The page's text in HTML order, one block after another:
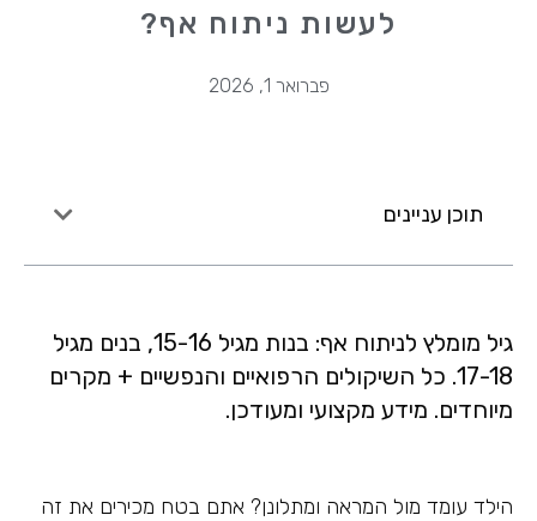
לעשות ניתוח אף?
פברואר 1, 2026
תוכן עניינים
גיל מומלץ לניתוח אף: בנות מגיל 15-16, בנים מגיל
17-18. כל השיקולים הרפואיים והנפשיים + מקרים
מיוחדים. מידע מקצועי ומעודכן.
הילד עומד מול המראה ומתלונן? אתם בטח מכירים את זה